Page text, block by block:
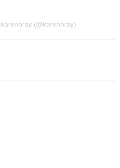
(@karenbray)